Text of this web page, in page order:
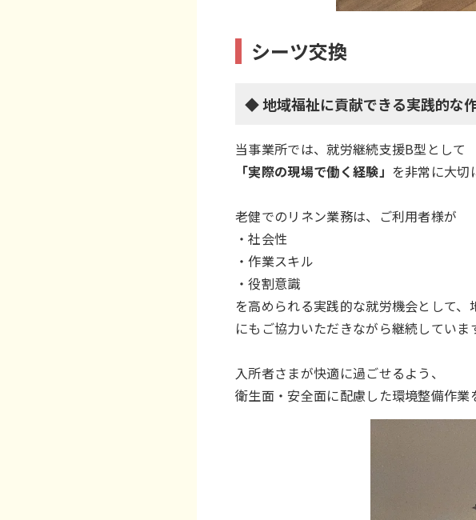
シーツ交換
◆ 地域福祉に貢献できる実践的な
当事業所では、就労継続支援B型として
「実際の現場で働く経験」 を非常に大切
老健でのリネン業務は、ご利用者様が
・社会性
・作業スキル
・役割意識
を高められる実践的な就労機会として、
にもご協力いただきながら継続していま
入所者さまが快適に過ごせるよう、
衛生面・安全面に配慮した環境整備作業